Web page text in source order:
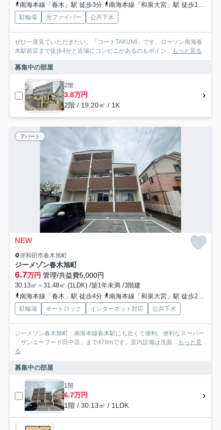
南海本線「春木」駅 徒歩3分
南海本線「和泉大宮」駅 徒歩16分
駐輪場 光ファイバー 公共下水
ぜひ一度見ていただきたい、「コートTAKUMI」です。ローソン南海春
木駅前店まで徒歩4分と近場にコンビニがあるのもポイン... もっと見る
募集中の部屋
2階
3.8万円
2階 / 19.20㎡ / 1K
アパート
NEW
岸和田市春木旭町
ジーメゾン春木旭町
6.7万円 管理/共益費5,000円
30.13㎡～31.48㎡ (1LDK) /築1年未満 /3階建
南海本線「春木」駅 徒歩4分
南海本線「和泉大宮」駅 徒歩20分
駐輪場 オートロック インターネット対応 公共下水
ジーメゾン春木旭町：南海本線春木駅にも近くて便利。便利なスーパー
「サンエーフード田中店」まで478mです。室内設備は洗面... もっと見
る
募集中の部屋
1階
6.7万円
1階 / 30.13㎡ / 1LDK